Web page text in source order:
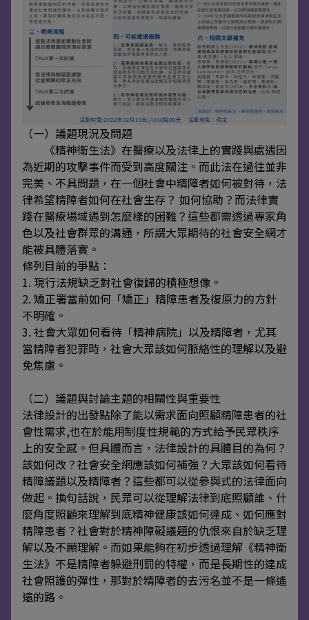
（一）議題現況及問題
《精神衛生法》在醫療以及法律上的實踐與處遇因
為近期的攻擊事件而受到高度關注。而此法在過往並非
完美、不具問題，在一個社會中精障者如何被對待，法
律希望精障者如何在社會生存？ 如何協助？而法律實
踐在醫療場域遇到怎麼樣的困難？這些都需透過專家角
色以及社會群眾的溝通，所謂大眾期待的社會安全網才
能被具體落實。
條列目前的爭點：
1. 現行法規缺乏對社會復歸的積極想像。
2. 矯正署當前如何「矯正」精障患者及復原力的方針
不明確。
3. 社會大眾如何看待「精神病院」以及精障者，尤其
當精障者犯罪時，社會大眾該如何脈絡性的理解以及避
免焦慮。
（二）議題與討論主題的相關性與重要性
法律設計的出發點除了能以需求面向照顧精障患者的社
會性需求,也在於能用制度性規範的方式給予民眾秩序
上的安全感。但具體而言，法律設計的具體目的為何？
該如何改？社會安全網應該如何補強？大眾該如何看待
精障議題以及精障者？這些都可以從參與式的法律面向
做起。換句話說，民眾可以從理解法律到底照顧誰、什
麼角度照顧來理解到底精神健康該如何達成、如何應對
精障患者？社會對於精神障礙議題的仇恨來自於缺乏理
解以及不願理解。而如果能夠在初步透過理解《精神衛
生法》不是精障者躲避刑罰的特權，而是長期性的達成
社會照護的彈性，那對於精障者的去污名並不是一條遙
遠的路。